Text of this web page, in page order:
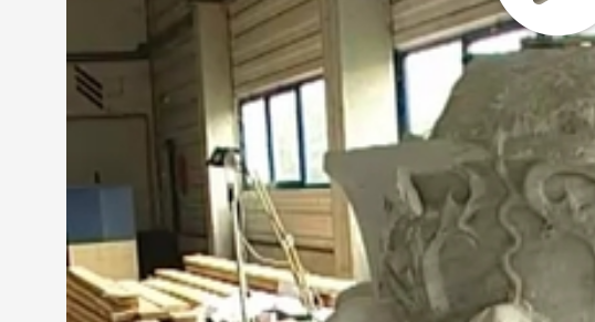
Miközben az Iseum-építkezés rohamtempóban halad
lázas munka folyik. Őszhajú, szakállas ember kacsingat ki
koncentrál, és igyekszik minden egyes mozdulatot
található, az Iseumból való, a savariai Isis-kultusz szerves
Az Iseumból előkerült leletanyagok restaurálása elég
kőtárgyat kell restaurálni vagy rekonstruálni.
Az iseumi ásatásokról időről időre szenzációs leletek
munkával igyekeznek mindent a nagyközönség számára is
közelebb viszi a régészeket a savariai Iseum és a helyi Isis-